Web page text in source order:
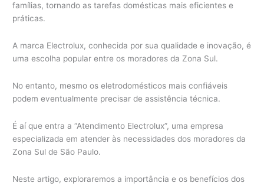
famílias, tornando as tarefas domésticas mais eficientes e
práticas.
A marca Electrolux, conhecida por sua qualidade e inovação, é
uma escolha popular entre os moradores da Zona Sul.
No entanto, mesmo os eletrodomésticos mais confiáveis
podem eventualmente precisar de assistência técnica.
É aí que entra a “Atendimento Electrolux”, uma empresa
especializada em atender às necessidades dos moradores da
Zona Sul de São Paulo.
Neste artigo, exploraremos a importância e os benefícios dos